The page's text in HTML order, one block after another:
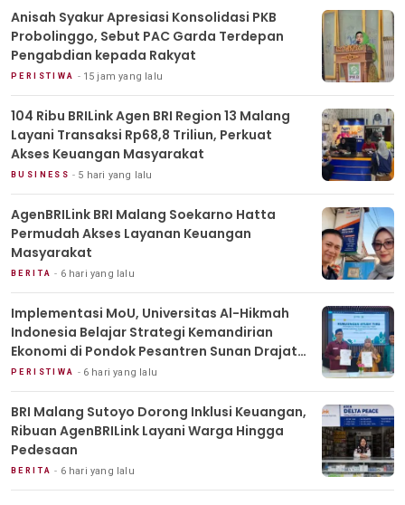
Anisah Syakur Apresiasi Konsolidasi PKB
Probolinggo, Sebut PAC Garda Terdepan
Pengabdian kepada Rakyat
PERISTIWA 15 jam yang lalu
104 Ribu BRILink Agen BRI Region 13 Malang
Layani Transaksi Rp68,8 Triliun, Perkuat
Akses Keuangan Masyarakat
BUSINESS 5 hari yang lalu
AgenBRILink BRI Malang Soekarno Hatta
Permudah Akses Layanan Keuangan
Masyarakat
BERITA 6 hari yang lalu
Implementasi MoU, Universitas Al-Hikmah
Indonesia Belajar Strategi Kemandirian
Ekonomi di Pondok Pesantren Sunan Drajat
Lamongan
PERISTIWA 6 hari yang lalu
BRI Malang Sutoyo Dorong Inklusi Keuangan,
Ribuan AgenBRILink Layani Warga Hingga
Pedesaan
BERITA 6 hari yang lalu